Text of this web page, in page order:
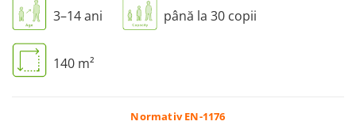
3–14 ani până la 30 copii
140 m²
Normativ EN-1176